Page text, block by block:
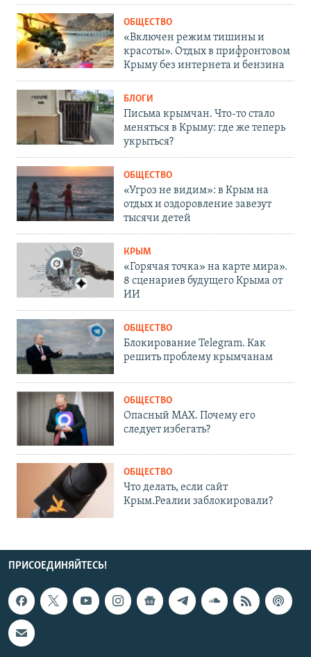
ОБЩЕСТВО
«Включен режим тишины и
красоты». Отдых в прифронтовом
Крыму без интернета и бензина
БЛОГИ
Письма крымчан. Что-то стало
меняться в Крыму: где же теперь
укрыться?
ОБЩЕСТВО
«Угроз не видим»: в Крым на
отдых и оздоровление завезут
тысячи детей
КРЫМ
«Горячая точка» на карте мира».
8 сценариев будущего Крыма от
ИИ
ОБЩЕСТВО
Блокирование Telegram. Как
решить проблему крымчанам
ОБЩЕСТВО
Опасный MAX. Почему его
следует избегать?
ОБЩЕСТВО
Что делать, если сайт
Крым.Реалии заблокировали?
ПРИСОЕДИНЯЙТЕСЬ!